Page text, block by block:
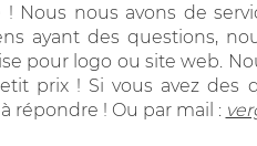
! Nous nous avons de
ayant des questions,
pour logo ou site web.
prix ! Si vous avez des
répondre ! Ou par mail :